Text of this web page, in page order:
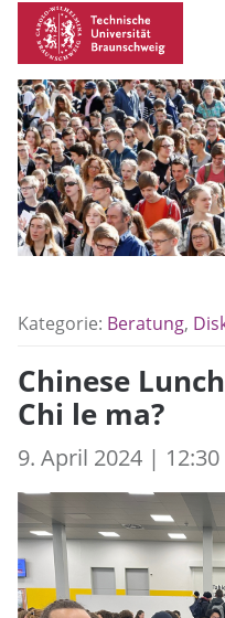
Kategorie: Beratung,
Chinese
Chi le ma?
9. April 2024 |